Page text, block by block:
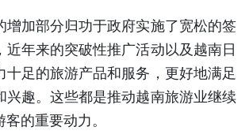
增加部分归功于政府实施了宽松的签
近年来的突破性推广活动以及越南日
十足的旅游产品和服务，更好地满足
兴趣。这些都是推动越南旅游业继续
的重要动力。